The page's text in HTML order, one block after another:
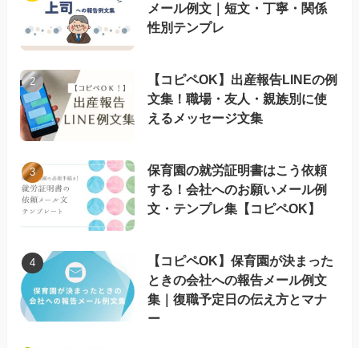
メール例文｜短文・丁寧・関係
性別テンプレ
【コピペOK】出産報告LINEの例
文集！職場・友人・親族別に使
えるメッセージ文集
保育園の就労証明書はこう依頼
する！会社へのお願いメール例
文・テンプレ集【コピペOK】
【コピペOK】保育園が決まった
ときの会社への報告メール例文
集｜復職予定日の伝え方とマナ
ー